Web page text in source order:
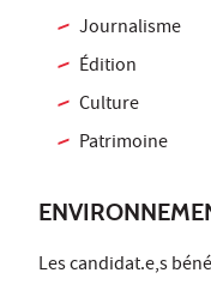
Journalisme
Édition
Culture
Patrimoine
Les candidat.e,s